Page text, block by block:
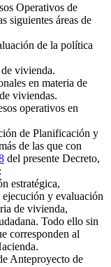
Operativos de
siguientes áreas de
de la política
vivienda.
en materia de
viviendas.
operativos en
de Planificación y
de las que con
del presente Decreto,
estratégica,
y evaluación
de vivienda,
Todo ello sin
corresponden al
Anteproyecto de